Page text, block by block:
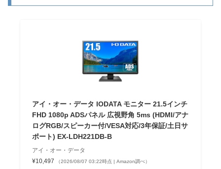
アイ・オー・データ IODATA モニター 21.5インチ
FHD 1080p ADSパネル 広視野角 5ms (HDMI/アナ
ログRGB/スピーカー付/VESA対応/3年保証/土日サ
ポート) EX-LDH221DB-B
アイ・オー・データ
¥10,497
（2026/08/07 03:22時点 | Amazon調べ）